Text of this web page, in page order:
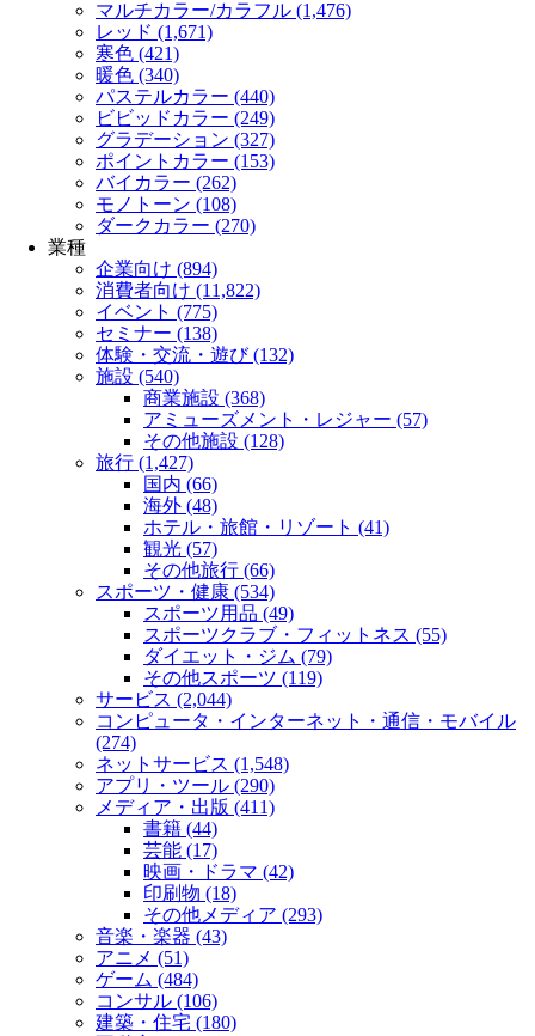
マルチカラー/カラフル (1,476)
レッド (1,671)
寒色 (421)
暖色 (340)
パステルカラー (440)
ビビッドカラー (249)
グラデーション (327)
ポイントカラー (153)
バイカラー (262)
モノトーン (108)
ダークカラー (270)
業種
企業向け (894)
消費者向け (11,822)
イベント (775)
セミナー (138)
体験・交流・遊び (132)
施設 (540)
商業施設 (368)
アミューズメント・レジャー (57)
その他施設 (128)
旅行 (1,427)
国内 (66)
海外 (48)
ホテル・旅館・リゾート (41)
観光 (57)
その他旅行 (66)
スポーツ・健康 (534)
スポーツ用品 (49)
スポーツクラブ・フィットネス (55)
ダイエット・ジム (79)
その他スポーツ (119)
サービス (2,044)
コンピュータ・インターネット・通信・モバイル
(274)
ネットサービス (1,548)
アプリ・ツール (290)
メディア・出版 (411)
書籍 (44)
芸能 (17)
映画・ドラマ (42)
印刷物 (18)
その他メディア (293)
音楽・楽器 (43)
アニメ (51)
ゲーム (484)
コンサル (106)
建築・住宅 (180)